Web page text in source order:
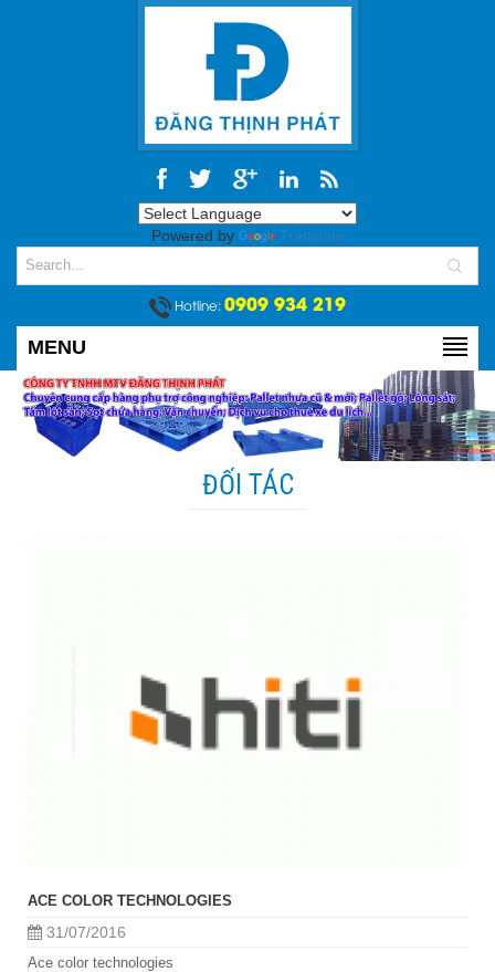
Powered by Translate
Hotline:0909 934 219
MENU
ĐỐI TÁC
ACE COLOR TECHNOLOGIES
31/07/2016
Ace color technologies